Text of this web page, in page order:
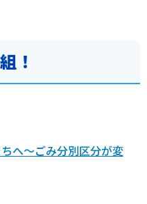
！
へ～ごみ分別区分が変